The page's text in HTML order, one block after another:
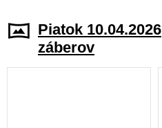
Piatok 10.04.2026
záberov